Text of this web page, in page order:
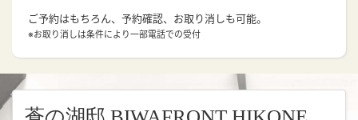
ご予約はもちろん、予約確認、お取り消しも可能。
※お取り消しは条件により一部電話での受付